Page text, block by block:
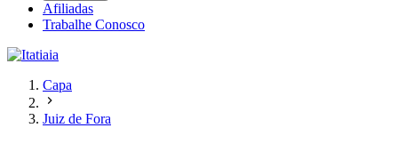
Afiliadas
Trabalhe Conosco
Capa
Juiz de Fora